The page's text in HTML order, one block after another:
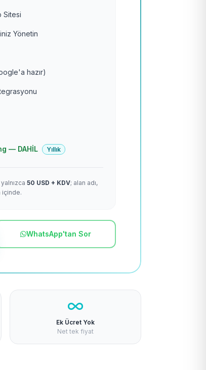
Sitesi
Yönetin
hazır)
— DAHİL Yıllık
50 USD + KDV; alan adı,
içinde.
WhatsApp'tan Sor
Ek Ücret Yok
Net tek fiyat